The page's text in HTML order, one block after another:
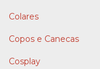
Colares
Copos e Canecas
Cosplay